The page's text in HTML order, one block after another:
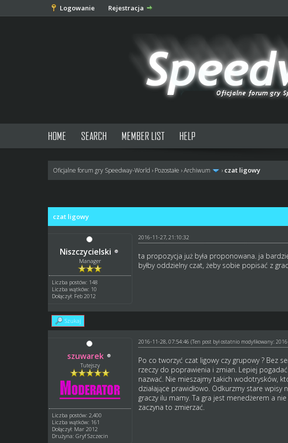
Logowanie Rejestracja
HOME SEARCH MEMBER LIST HELP
Oficjalne forum gry Speedway-World › Pozostałe ›Archiwum › czat ligowy
czat ligowy
Niszczycielski
Manager
Liczba postów: 148
Liczba wątków: 10
Dołączył: Feb 2012
2016-11-27, 21:10:32
ta propozycja już była proponowana. ja
byłby oddzielny czat, żeby sobie popisać z
Szukaj
szuwarek
Tutejszy
Liczba postów: 2,400
Liczba wątków: 161
Dołączył: Mar 2012
Drużyna: Gryf Szczecin
2016-11-28, 07:54:46 (Ten post był ostatnio modyfikowany:
Po co tworzyć czat ligowy czy grupowy ? Bez
rzeczy do poprawienia i zmian. Lepiej
nazwać. Nie mieszajmy takich wodotrysków,
działające prawidłowo. Odkurzmy stare
graczy ilu mamy. Ta gra jest menedżerem a
zaczyna to zmierzać.